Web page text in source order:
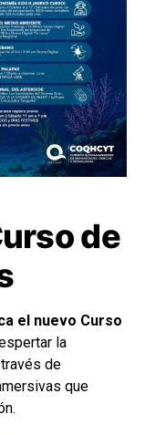
de
el nuevo Curso
la
de
que